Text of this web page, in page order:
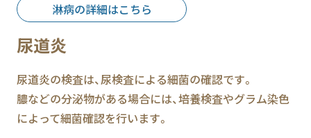
淋病の詳細はこちら
尿道炎
尿道炎の検査は、尿検査による細菌の確認です。
膿などの分泌物がある場合には、培養検査やグラム染色
によって細菌確認を行います。